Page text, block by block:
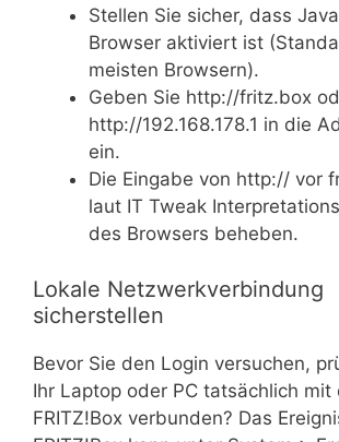
Stellen Sie sicher, dass
Browser aktiviert ist
meisten Browsern).
Geben Sie http://fritz.box
http://192.168.178.1 in die
ein.
Die Eingabe von http:// vor
laut IT Tweak
des Browsers beheben.
Lokale Netzwerkverbindung
sicherstellen
Bevor Sie den Login versuchen,
Ihr Laptop oder PC tatsächlich mit
FRITZ!Box verbunden? Das